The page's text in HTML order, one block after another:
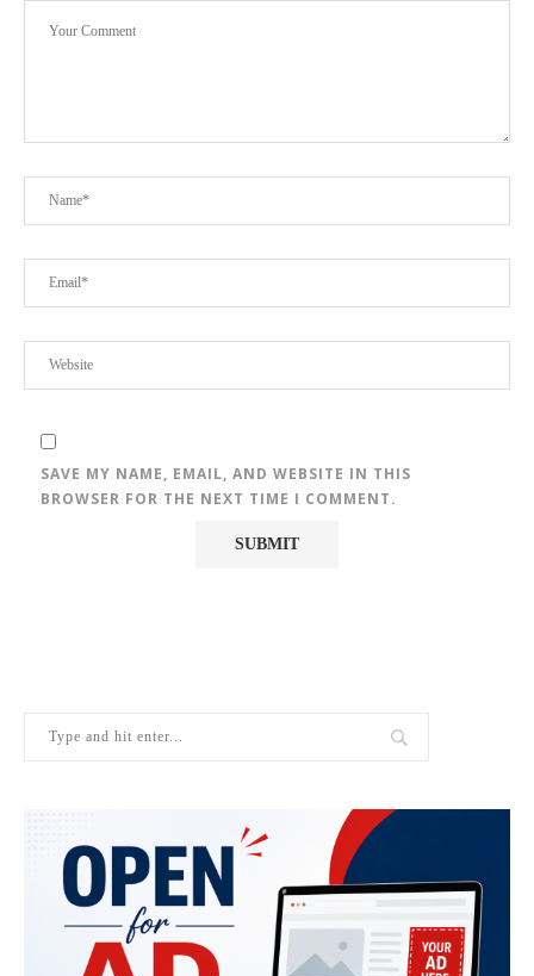
SAVE MY NAME, EMAIL, AND WEBSITE IN THIS
BROWSER FOR THE NEXT TIME I COMMENT.